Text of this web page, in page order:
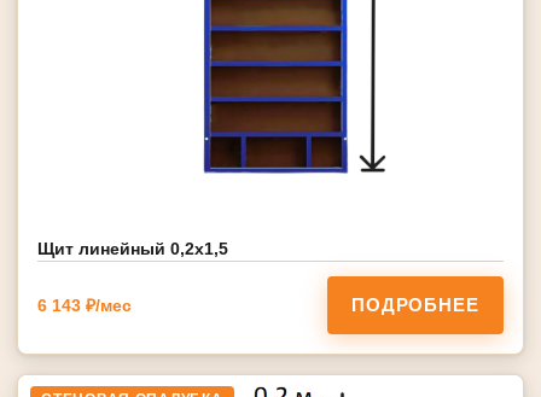
Щит линейный 0,2х1,5
6 143 ₽/мес ПОДРОБНЕЕ